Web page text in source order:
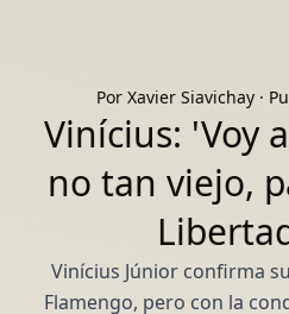
Por Xavier Siavichay·
Vinícius: 'Voy
no tan viejo,
Vinícius Júnior confirma
Flamengo, pero con la